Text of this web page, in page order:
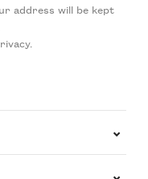
address will be kept